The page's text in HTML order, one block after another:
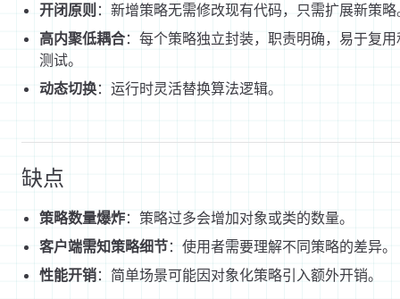
开闭原则 ：新增策略无需修改现有代码，只需扩展新策略
高内聚低耦合：每个策略独立封装，职责明确，易于复用
测试。
动态切换：运行时灵活替换算法逻辑。
缺点
策略数量爆炸：策略过多会增加对象或类的数量。
客户端需知策略细节：使用者需要理解不同策略的差异。
性能开销：简单场景可能因对象化策略引入额外开销。